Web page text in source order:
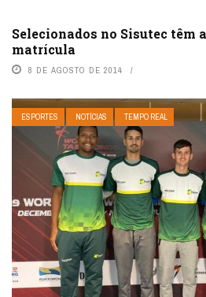
Selecionados no Sisutec têm
matrícula
8 DE AGOSTO DE 2014
ESPORTES NOTÍCIAS TEMPO REAL